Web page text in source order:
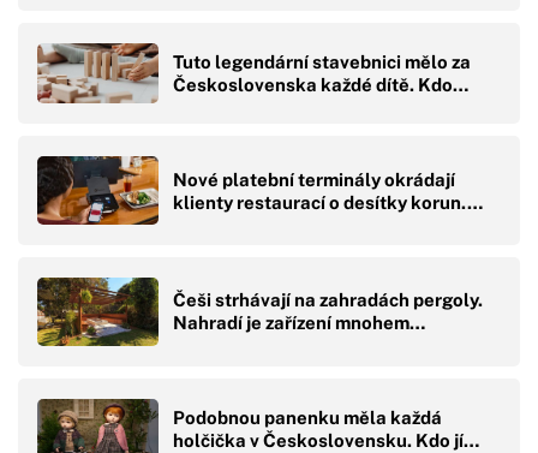
Tuto legendární stavebnici mělo za
Československa každé dítě. Kdo…
Nové platební terminály okrádají
klienty restaurací o desítky korun.…
Češi strhávají na zahradách pergoly.
Nahradí je zařízení mnohem…
Podobnou panenku měla každá
holčička v Československu. Kdo jí…